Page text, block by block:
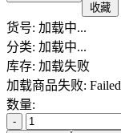
收藏
货号: 加载中...
分类: 加载中...
库存: 加载失败
加载商品失败:
数量:
-